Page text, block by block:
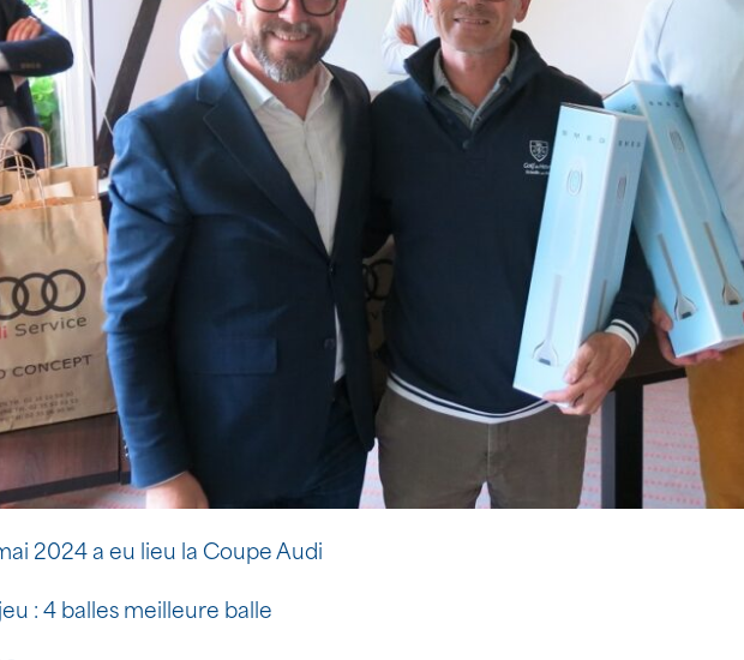
2024 a eu lieu la Coupe Audi
: 4 balles meilleure balle